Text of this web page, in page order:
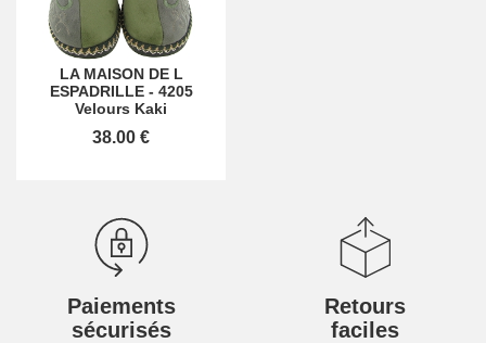
LA MAISON DE L
ESPADRILLE- 4205
Velours Kaki
38.00 €
Paiements
sécurisés
Retours
faciles